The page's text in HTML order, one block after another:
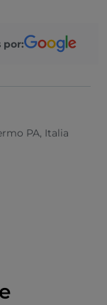
por:
PA, Italia